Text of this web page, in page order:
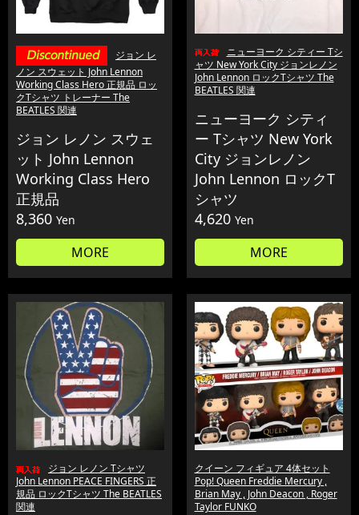
ジョン レ
ノン スウェット John Lennon
Working Class Hero 正規品 ロッ
クTシャツ トレーナー The
BEATLES 関連
ジョン レノン スウェ
ット John Lennon
Working Class Hero
正規品
8,360 Yen
MORE
ニューヨーク シティー Tシ
ャツ New York City ジョンレノン
John Lennon ロックTシャツ The
BEATLES 関連
ニューヨーク シティ
ー Tシャツ New York
City ジョンレノン
John Lennon ロックT
シャツ
4,620 Yen
MORE
ジョン レノン Tシャツ
John Lennon PEACE FINGERS 正
規品 ロックTシャツ The BEATLES
関連
クイーン フィギュア 4体セット
Pop! Queen Freddie Mercury ,
Brian May , John Deacon , Roger
Taylor FUNKO